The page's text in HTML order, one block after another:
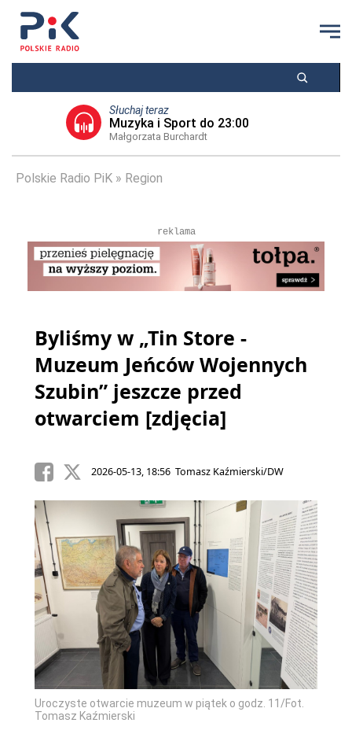
Słuchaj teraz
Muzyka i Sport do 23:00
Małgorzata Burchardt
Polskie Radio PiK Region
reklama
Byliśmy w „Tin Store -
Muzeum Jeńców Wojennych
Szubin” jeszcze przed
otwarciem [zdjęcia]
2026-05-13, 18:56 Tomasz Kaźmierski/DW
Uroczyste otwarcie muzeum w piątek o godz. 11/Fot.
Tomasz Kaźmierski